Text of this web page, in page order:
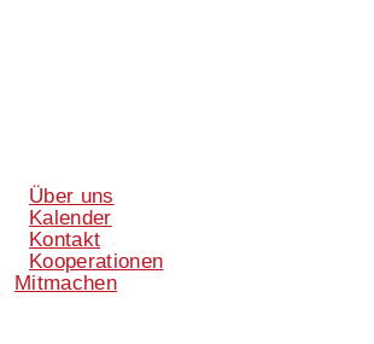
Über uns
Kalender
Kontakt
Kooperationen
Mitmachen